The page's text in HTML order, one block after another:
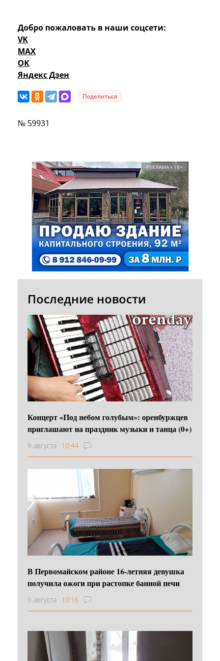
Добро пожаловать в наши соцсети:
VK
MAX
OK
Яндекс Дзен
Поделиться
№ 59931
РЕКЛАМА • 18+
Последние новости
Концерт «Под небом голубым»: оренбуржцев
приглашают на праздник музыки и танца (0+)
9 августа 10:44
В Первомайском районе 16‑летняя девушка
получила ожоги при растопке банной печи
9 августа 10:16